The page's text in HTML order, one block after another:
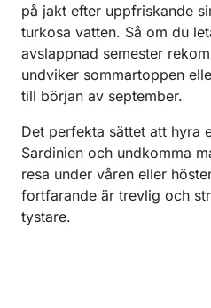
på jakt efter uppfriskande
turkosa vatten. Så om du
avslappnad semester
undviker sommartoppen
till början av september.
Det perfekta sättet att hyra
Sardinien och undkomma
resa under våren eller
fortfarande är trevlig och
tystare.